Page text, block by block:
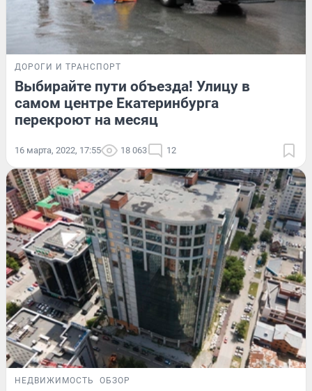
ДОРОГИ И ТРАНСПОРТ
Выбирайте пути объезда! Улицу в
самом центре Екатеринбурга
перекроют на месяц
16 марта, 2022, 17:55 18 063 12
НЕДВИЖИМОСТЬ ОБЗОР